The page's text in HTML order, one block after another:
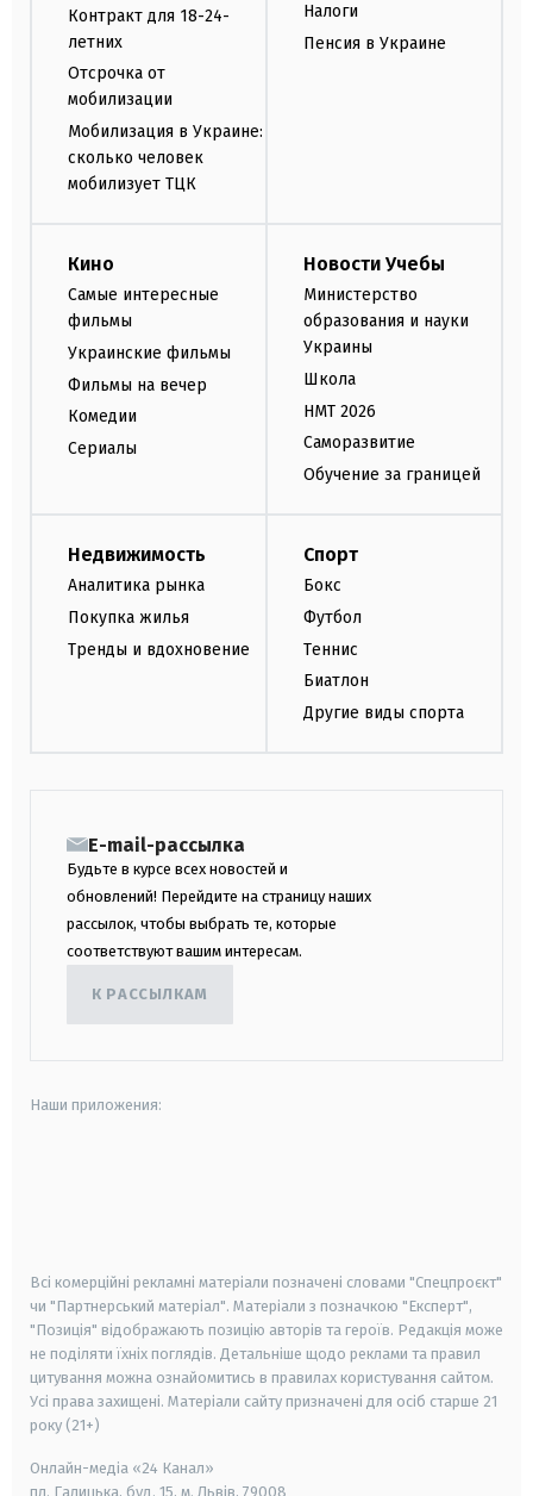
Контракт для 18-24-
летних
Отсрочка от
мобилизации
Мобилизация в Украине:
сколько человек
мобилизует ТЦК
Налоги
Пенсия в Украине
Кино
Самые интересные
фильмы
Украинские фильмы
Фильмы на вечер
Комедии
Сериалы
Новости Учебы
Министерство
образования и науки
Украины
Школа
НМТ 2026
Саморазвитие
Обучение за границей
Недвижимость
Аналитика рынка
Покупка жилья
Тренды и вдохновение
Спорт
Бокс
Футбол
Теннис
Биатлон
Другие виды спорта
E-mail-рассылка
Будьте в курсе всех новостей и
обновлений! Перейдите на страницу наших
рассылок, чтобы выбрать те, которые
соответствуют вашим интересам.
К РАССЫЛКАМ
Наши приложения:
Всі комерційні рекламні матеріали позначені словами "Спецпроєкт"
чи "Партнерський матеріал". Матеріали з позначкою "Експерт",
"Позиція" відображають позицію авторів та героїв. Редакція може
не поділяти їхніх поглядів. Детальніше щодо реклами та правил
цитування можна ознайомитись в правилах користування сайтом.
Усі права захищені. Матеріали сайту призначені для осіб старше 21
року (21+)
Онлайн-медіа «24 Канал»
пл. Галицька, буд. 15, м. Львів, 79008